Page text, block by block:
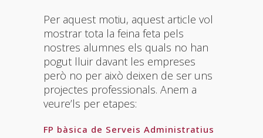
Per aquest motiu, aquest article vol
mostrar tota la feina feta pels
nostres alumnes els quals no han
pogut lluir davant les empreses
però no per això deixen de ser uns
projectes professionals. Anem a
veure’ls per etapes:
FP bàsica de Serveis Administratius